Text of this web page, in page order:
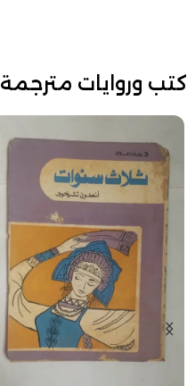
كتب وروايات مترجمة